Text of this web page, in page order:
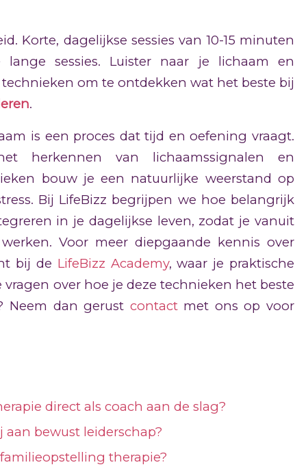
Korte, dagelijkse sessies van 10-15 minuten
sessies. Luister naar je lichaam en
om te ontdekken wat het beste bij
.
is een proces dat tijd en oefening vraagt.
herkennen van lichaamssignalen en
bouw je een natuurlijke weerstand op
Bij LifeBizz begrijpen we hoe belangrijk
in je dagelijkse leven, zodat je vanuit
Voor meer diepgaande kennis over
bij de LifeBizz Academy, waar je praktische
over hoe je deze technieken het beste
Neem dan gerust contactmet ons op voor
direct als coach aan de slag?
aan bewust leiderschap?
therapie?